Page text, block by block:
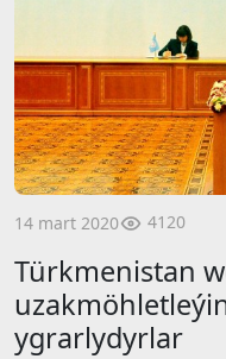
14 mart 2020 4120
Türkmenistan
ygrarlydyrlar